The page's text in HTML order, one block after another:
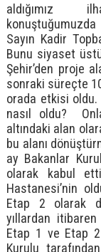
aldığımız
Sayın Kadir
Bunu siyaset
Şehir’den proje
sonraki süreçte
orada etkisi
nasıl oldu?
altındaki alan
bu alanı
ay Bakanlar
olarak kabul
Hastanesi’nin
Etap 2 olarak
yıllardan
Etap 1 ve Etap
Kurulu